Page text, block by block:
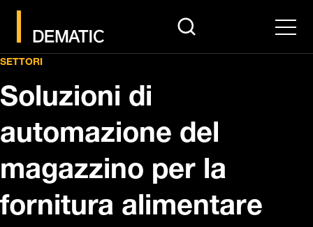
search Menu
SETTORI
Soluzioni di
automazione del
magazzino per la
fornitura alimentare